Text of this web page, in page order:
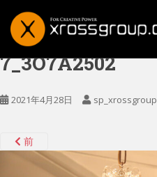
7_3O7A2502
2021年4月28日 sp_xrossgroup
前